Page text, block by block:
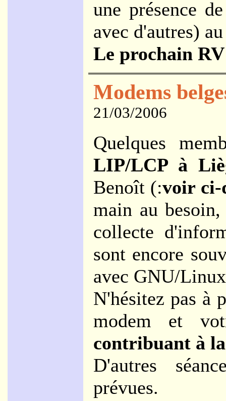
une présence
avec d'autres)
Le prochain
Modems
21/03/2006
Quelques
LIP/LCP à
Benoît (:voir ci-
main au
collecte
sont encore
avec GNU/
N'hésitez pas à
modem et
contribuant à
D'autres
prévues.